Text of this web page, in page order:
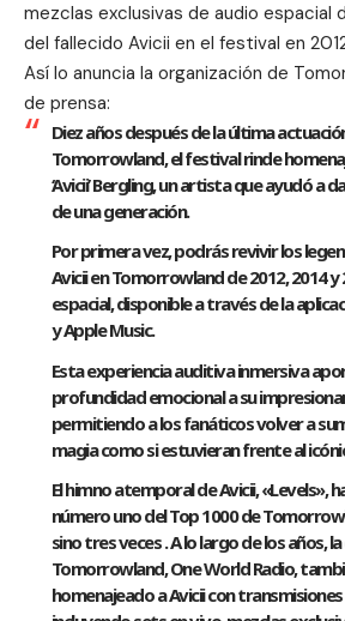
mezclas exclusivas de audio espacial
del fallecido Avicii en el festival en
Así lo anuncia la organización de
de prensa:
Diez años después de la última
Tomorrowland, el festival rinde
‘Avicii’ Bergling, un artista que ayudó a
de una generación.
Por primera vez, podrás revivir los
Avicii en Tomorrowland de 2012, 2014 y
espacial, disponible a través de la
y Apple Music.
Esta experiencia auditiva inmersiva
profundidad emocional a su
permitiendo a los fanáticos volver a
magia como si estuvieran frente al
El himno atemporal de Avicii, «Levels»,
número uno delTop 1000 de
sino tres veces . A lo largo de los años,
Tomorrowland, One World Radio,
homenajeado a Avicii con